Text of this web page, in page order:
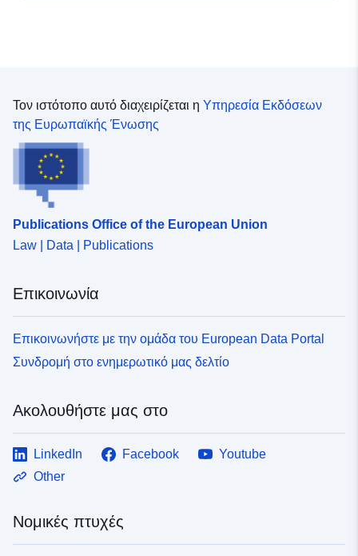
Τον ιστότοπο αυτό διαχειρίζεται η Υπηρεσία Εκδόσεων
της Ευρωπαϊκής Ένωσης
Publications Office of the European Union
Law | Data | Publications
Επικοινωνία
Επικοινωνήστε με την ομάδα του European Data Portal
Συνδρομή στο ενημερωτικό μας δελτίο
Ακολουθήστε μας στο
LinkedIn Facebook
Youtube
Other
Νομικές πτυχές